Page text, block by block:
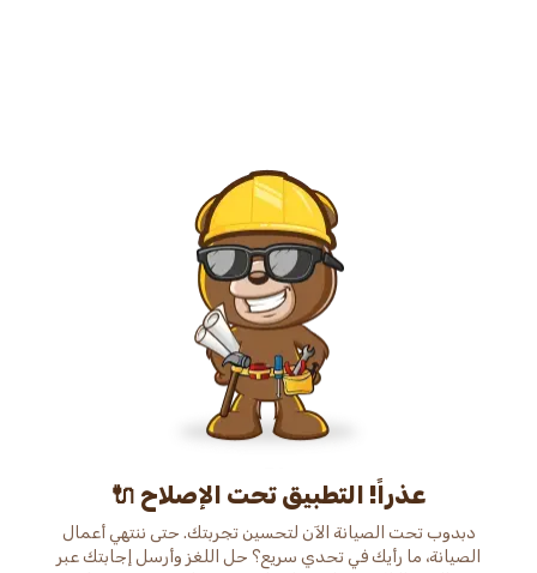
عذراً! التطبيق تحت الإصلاح 🔌
دبدوب تحت الصيانة الآن لتحسين تجربتك. حتى ننتهي أعمال
الصيانة، ما رأيك في تحدي سريع؟ حل اللغز وأرسل إجابتك عبر